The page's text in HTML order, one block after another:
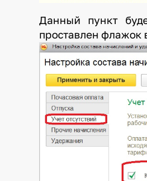
Данный пункт
проставлен